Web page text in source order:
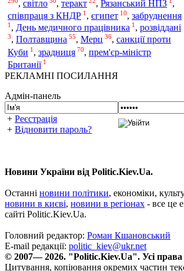
, світло , теракт , Рязанський НПЗ ,
співпраця з КНДР 1 , єгипет 10, забруднення
1 , День медичного працівника 1 , розвіддані
3, Полтавщина 55, Мерц 36, санкції проти
Куби 1 , зрадниця 70, прем'єр-міністр
Британії 1
РЕКЛАМНІ ПОСИЛАННЯ
Адмін-панель
+ Реєстрація
+ Відновити пароль?
Новини України від Politic.Kiev.Ua.
Останні новини політики, економіки,
новини в києві, новини в регіонах - все це
сайті Politic.Kiev.Ua.
Головний редактор: Роман Кшановський
E-mail редакції: politic_kiev@ukr.net
© 2007— 2026. "Politic.Kiev.Ua". Усі права
Цитування, копіювання окремих частин